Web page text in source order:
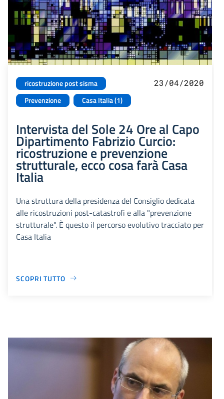
ricostruzione post sisma
Prevenzione
Casa Italia (1)
23/04/2020
Intervista del Sole 24 Ore al Capo
Dipartimento Fabrizio Curcio:
ricostruzione e prevenzione
strutturale, ecco cosa farà Casa
Italia
Una struttura della presidenza del Consiglio dedicata
alle ricostruzioni post-catastrofi e alla "prevenzione
strutturale". È questo il percorso evolutivo tracciato per
Casa Italia
SCOPRI TUTTO